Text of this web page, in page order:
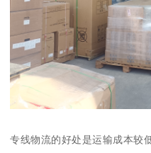
专线物流的好处是运输成本较